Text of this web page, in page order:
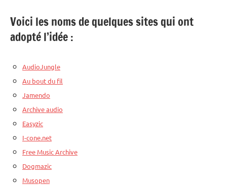
Voici les noms de quelques sites qui ont
adopté l’idée :
AudioJungle
Au bout du fil
Jamendo
Archive audio
Easyzic
I-cone.net
Free Music Archive
Dogmazic
Musopen